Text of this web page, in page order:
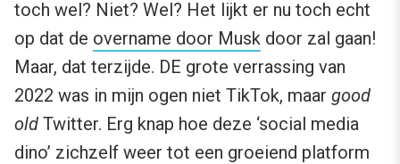
toch wel? Niet? Wel? Het lijkt er nu toch echt
op dat de overname door Musk door zal gaan!
Maar, dat terzijde. DE grote verrassing van
2022 was in mijn ogen niet TikTok, maar good
old Twitter. Erg knap hoe deze ‘social media
dino’ zichzelf weer tot een groeiend platform